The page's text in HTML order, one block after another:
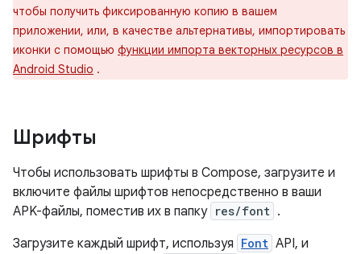
чтобы получить фиксированную копию в вашем
приложении, или, в качестве альтернативы, импортировать
иконки с помощью функции импорта векторных ресурсов в
Android Studio .
Шрифты
Чтобы использовать шрифты в Compose, загрузите и
включите файлы шрифтов непосредственно в ваши
APK-файлы, поместив их в папку res/font .
Загрузите каждый шрифт, используя Font API, и